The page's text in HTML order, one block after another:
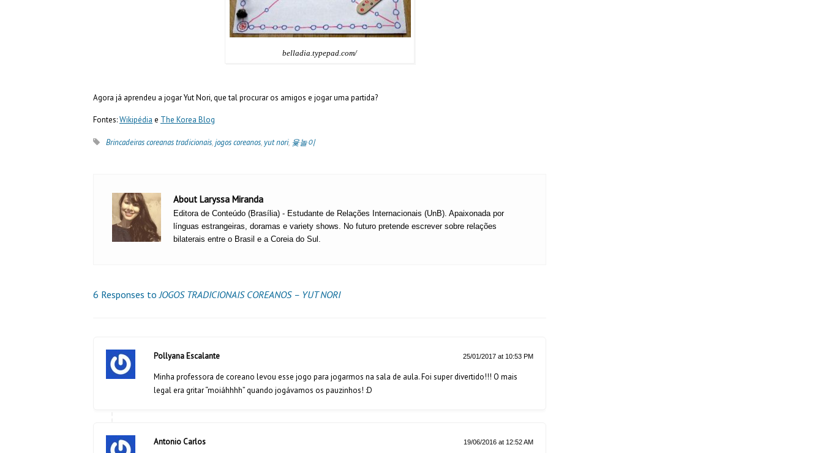
belladia.typepad.com/
Agora já aprendeu a jogar Yut Nori, que tal procurar os amigos e jogar uma partida?
Fontes:Wikipédia e The Korea Blog
Brincadeiras coreanas tradicionais,jogos coreanos, yut nori, 윷놀이
About Laryssa Miranda
Editora de Conteúdo (Brasília) - Estudante de Relações Internacionais (UnB). Apaixonada por
línguas estrangeiras, doramas e variety shows. No futuro pretende escrever sobre relações
bilaterais entre o Brasil e a Coreia do Sul.
6 Responses to JOGOS TRADICIONAIS COREANOS – YUT NORI
Pollyana Escalante 25/01/2017 at 10:53 PM
Minha professora de coreano levou esse jogo para jogarmos na sala de aula. Foi super divertido!!! O mais
legal era gritar “moiáhhhh” quando jogávamos os pauzinhos! :D
Antonio Carlos 19/06/2016 at 12:52 AM